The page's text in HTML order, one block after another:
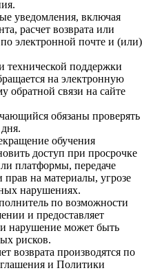
уведомления, включая
расчет возврата или
электронной почте и (или)
технической поддержки
на электронную
обратной связи на сайте
обязаны проверять
обучения
доступ при просрочке
платформы, передаче
на материалы, угрозе
нарушениях.
по возможности
и предоставляет
нарушение может быть
рисков.
возврата производятся по
и Политики